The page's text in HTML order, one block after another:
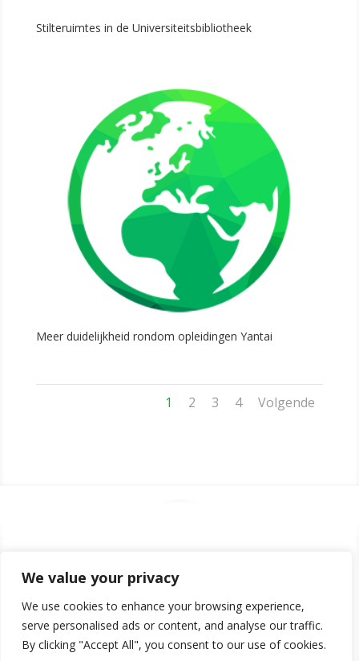
We value your privacy
We use cookies to enhance your browsing experience,
serve personalised ads or content, and analyse our traffic.
By clicking "Accept All", you consent to our use of cookies.
Stilteruimtes in de Universiteitsbibliotheek
Meer duidelijkheid rondom opleidingen Yantai
1 2 3 4 Volgende
[:nl _i=”0″ _address=”0″ /][:en _i=”2″ _address=”2″ /][: